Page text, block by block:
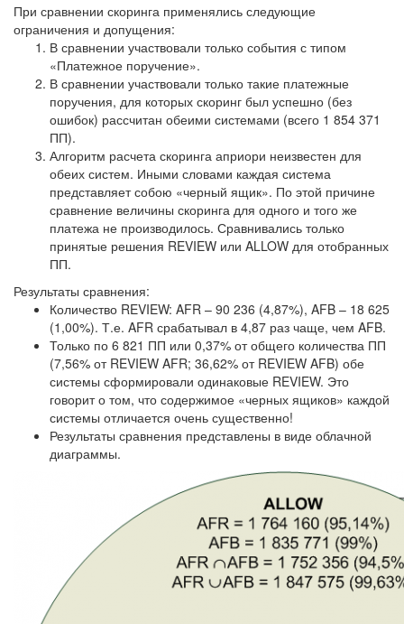
При сравнении скоринга применялись следующие
ограничения и допущения:
В сравнении участвовали только события с типом
«Платежное поручение».
В сравнении участвовали только такие платежные
поручения, для которых скоринг был успешно (без
ошибок) рассчитан обеими системами (всего 1 854 371
ПП).
Алгоритм расчета скоринга априори неизвестен для
обеих систем. Иными словами каждая система
представляет собою «черный ящик». По этой причине
сравнение величины скоринга для одного и того же
платежа не производилось. Сравнивались только
принятые решения REVIEW или ALLOW для отобранных
ПП.
Результаты сравнения:
Количество REVIEW: AFR – 90 236 (4,87%), AFB – 18 625
(1,00%). Т.е. AFR срабатывал в 4,87 раз чаще, чем AFB.
Только по 6 821 ПП или 0,37% от общего количества ПП
(7,56% от REVIEW AFR; 36,62% от REVIEW AFB) обе
системы сформировали одинаковые REVIEW. Это
говорит о том, что содержимое «черных ящиков» каждой
системы отличается очень существенно!
Результаты сравнения представлены в виде облачной
диаграммы.